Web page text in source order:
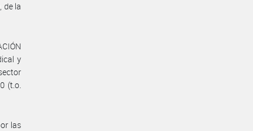
de la
y
(t.o.
las